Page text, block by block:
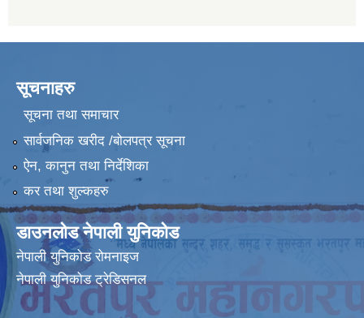
सूचनाहरु
सूचना तथा समाचार
सार्वजनिक खरीद /बोलपत्र सूचना
ऐन, कानुन तथा निर्देशिका
कर तथा शुल्कहरु
डाउनलोड नेपाली युनिकोड
नेपाली युनिकोड रोमनाइज
नेपाली युनिकोड ट्रेडिसनल